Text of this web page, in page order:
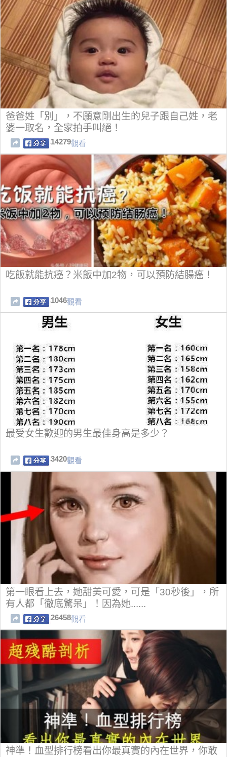
爸爸姓「別」，不願意剛出生的兒子跟自己姓，老
婆一取名，全家拍手叫絕！
14279觀看
吃飯就能抗癌？米飯中加2物，可以預防結腸癌！
1046觀看
最受女生歡迎的男生最佳身高是多少？
3420觀看
第一眼看上去，她甜美可愛，可是「30秒後」，所
有人都「徹底驚呆」！因為她......
26458觀看
神準！血型排行榜看出你最真實的內在世界，你敢